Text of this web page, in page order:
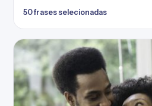
50 frases selecionadas